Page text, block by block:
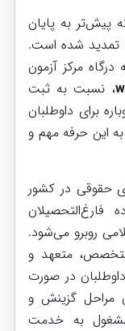
پیش‌تر به پایان
تمدید شده است.
مرکز آزمون
، نسبت به ثبت
برای داوطلبان
این حرفه مهم و
حقوقی در کشور
روبرو می‌شود.
متخصص، متعهد و
در صورت
مراحل گزینش و
به خدمت